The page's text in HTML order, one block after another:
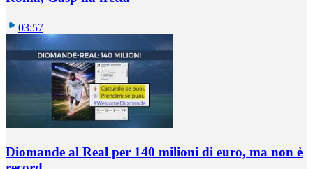
03:57
Diomande al Real per 140 milioni di euro, ma non è